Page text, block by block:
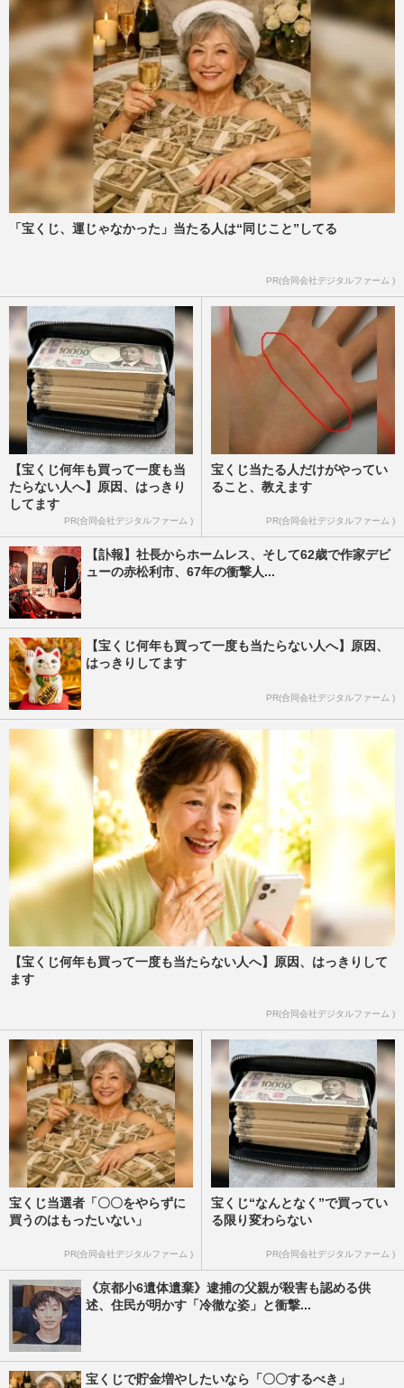
「宝くじ、運じゃなかった」当たる人は“同じこと”してる
PR(合同会社デジタルファーム )
【宝くじ何年も買って一度も当
たらない人へ】原因、はっきり
してます
PR(合同会社デジタルファーム )
宝くじ当たる人だけがやってい
ること、教えます
PR(合同会社デジタルファーム )
【訃報】社長からホームレス、そして62歳で作家デビ
ューの赤松利市、67年の衝撃人...
【宝くじ何年も買って一度も当たらない人へ】原因、
はっきりしてます
PR(合同会社デジタルファーム )
【宝くじ何年も買って一度も当たらない人へ】原因、はっきりして
ます
PR(合同会社デジタルファーム )
宝くじ当選者「〇〇をやらずに
買うのはもったいない」
PR(合同会社デジタルファーム )
宝くじ“なんとなく”で買ってい
る限り変わらない
PR(合同会社デジタルファーム )
《京都小6遺体遺棄》逮捕の父親が殺害も認める供
述、住民が明かす「冷徹な姿」と衝撃...
宝くじで貯金増やしたいなら「〇〇するべき」